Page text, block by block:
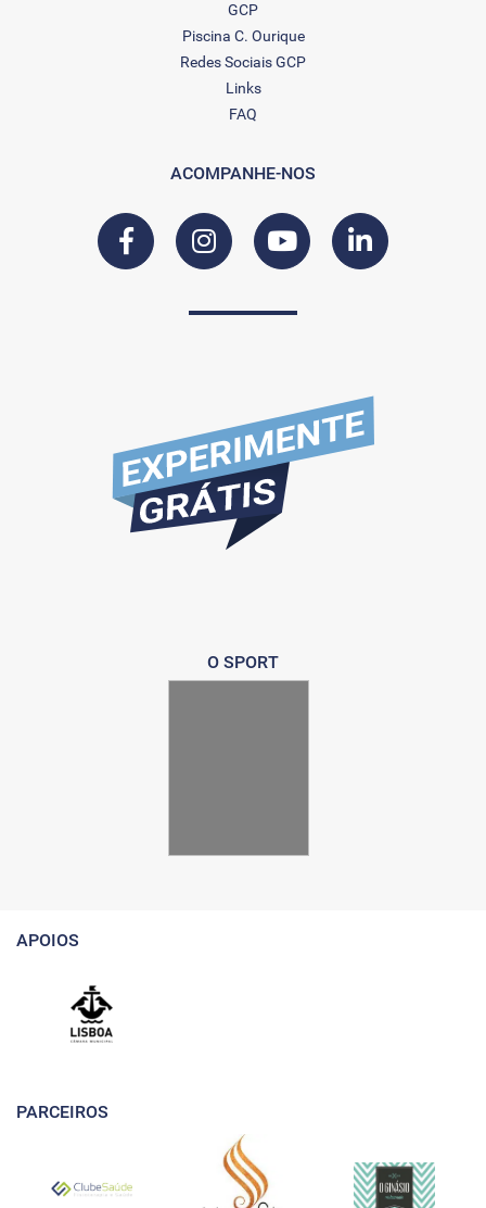
GCP
Piscina C. Ourique
Redes Sociais GCP
Links
FAQ
ACOMPANHE-NOS
O SPORT
APOIOS
PARCEIROS